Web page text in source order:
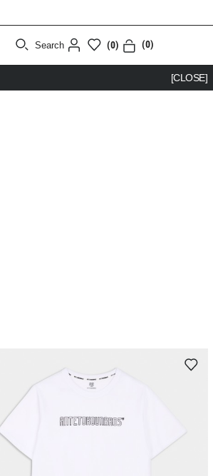
Search (0) (0)
[CLOSE]